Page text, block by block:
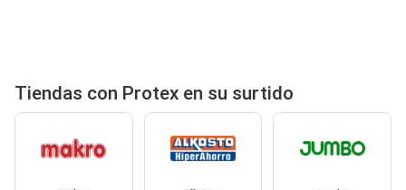
Tiendas con Protex en su surtido